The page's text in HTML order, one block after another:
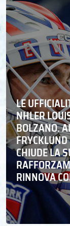
LE
NHLER
BOLZANO.
CHIUDE LA
RINNOVA